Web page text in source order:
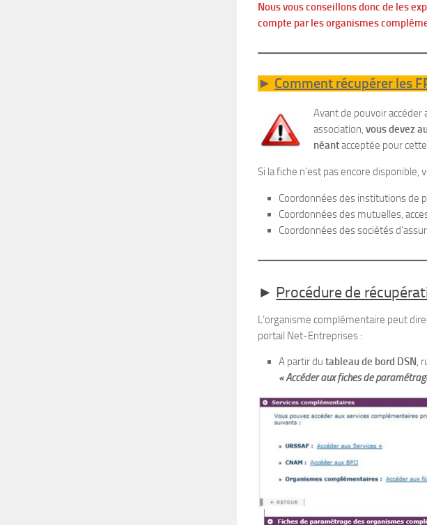
Nous vous conseillons donc de les
compte par les organismes
► Comment récupérer les
Avant de pouvoir
association, vous devez
néantacceptée pour
Si la fiche n’est pas encore
Coordonnées des institutions de
Coordonnées des mutuelles,
Coordonnées des sociétés
► Procédure de
L’organisme complémentaire peut
portail Net-Entreprises :
A partir du tableau de bord DSN,
« Accéder aux fiches de